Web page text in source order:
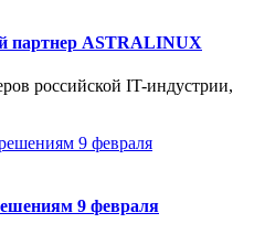
партнер ASTRALINUX
российской IT-индустрии,
9 февраля